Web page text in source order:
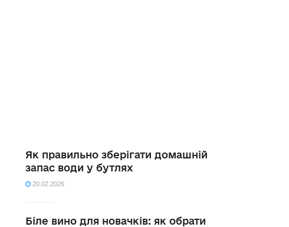
Як правильно зберігати домашній
запас води у бутлях
20.02.2026
Біле вино для новачків: як обрати